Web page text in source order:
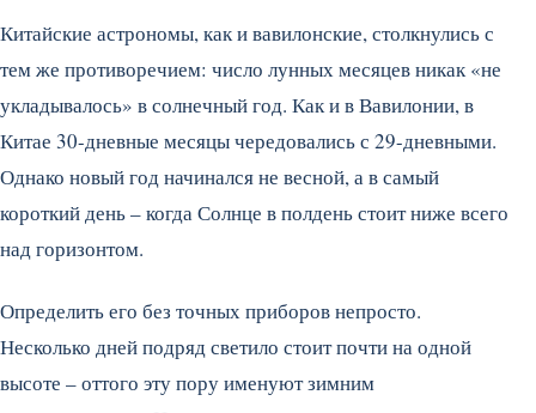
Китайские астрономы, как и вавилонские, столкнулись с
тем же противоречием: число лунных месяцев никак «не
укладывалось» в солнечный год. Как и в Вавилонии, в
Китае 30-дневные месяцы чередовались с 29-дневными.
Однако новый год начинался не весной, а в самый
короткий день – когда Солнце в полдень стоит ниже всего
над горизонтом.
Определить его без точных приборов непросто.
Несколько дней подряд светило стоит почти на одной
высоте – оттого эту пору именуют зимним